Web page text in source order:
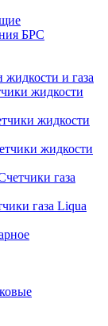
БРС
жидкости и газа
жидкости
жидкости
жидкости
газа
газа Liqua